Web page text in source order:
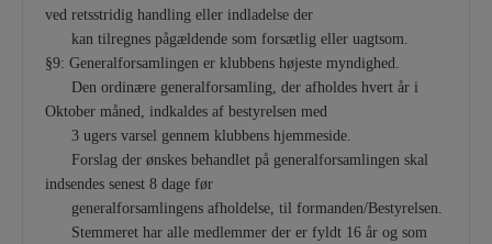
ved retsstridig handling eller indladelse der
kan tilregnes pågældende som forsætlig eller uagtsom.
§9: Generalforsamlingen er klubbens højeste myndighed.
Den ordinære generalforsamling, der afholdes hvert år i
Oktober måned, indkaldes af bestyrelsen med
3 ugers varsel gennem klubbens hjemmeside.
Forslag der ønskes behandlet på generalforsamlingen skal
indsendes senest 8 dage før
generalforsamlingens afholdelse, til formanden/Bestyrelsen.
Stemmeret har alle medlemmer der er fyldt 16 år og som